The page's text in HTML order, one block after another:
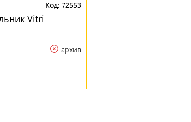
72553
Vitri
архив